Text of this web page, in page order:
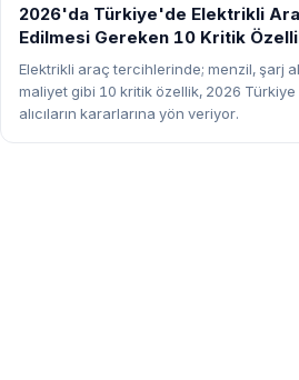
ELEKTRIKLI ARAÇLAR
2026'da Türkiye'de Elektrikli
Edilmesi Gereken 10 Kritik
Elektrikli araç tercihlerinde; menzil, şarj
maliyet gibi 10 kritik özellik, 2026 Türkiye
alıcıların kararlarına yön veriyor.